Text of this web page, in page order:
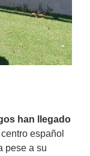
han llegado
español
pese a su